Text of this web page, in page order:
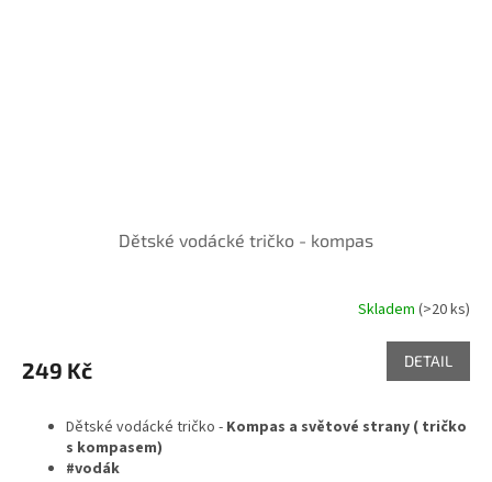
Dětské vodácké tričko - kompas
Skladem (>20 ks)
249 Kč DETAIL
Dětské vodácké tričko - Kompas a světové strany ( tričko
s kompasem)
#vodák